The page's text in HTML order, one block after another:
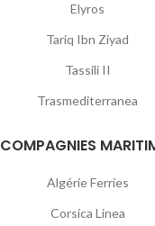
Elyros
Tariq Ibn Ziyad
Tassili II
Trasmediterranea
COMPAGNIES
Algérie Ferries
Corsica Linea